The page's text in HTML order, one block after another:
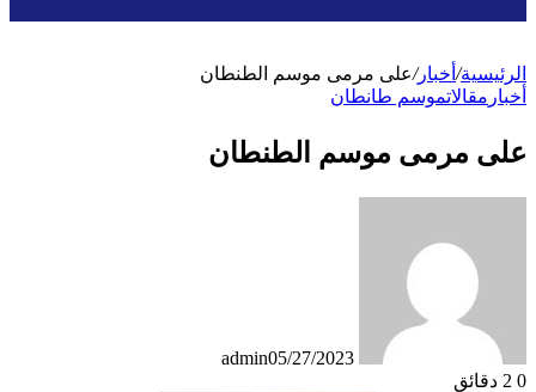
الرئيسية/ أخبار/على مرمى موسم الطنطان
أخبار مقالاتموسم طانطان
على مرمى موسم الطنطان
admin05/27/2023
0